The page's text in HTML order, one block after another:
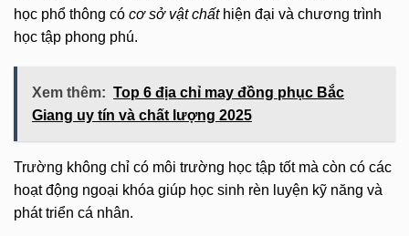
học phổ thông có cơ sở vật chấthiện đại và chương trình
học tập phong phú.
Xem thêm: Top 6 địa chỉ may đồng phục Bắc
Giang uy tín và chất lượng 2025
Trường không chỉ có môi trường học tập tốt mà còn có các
hoạt động ngoại khóa giúp học sinh rèn luyện kỹ năng và
phát triển cá nhân.